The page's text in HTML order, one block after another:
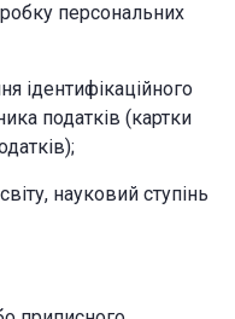
персональних
ідентифікаційного
податків (картки
науковий ступінь